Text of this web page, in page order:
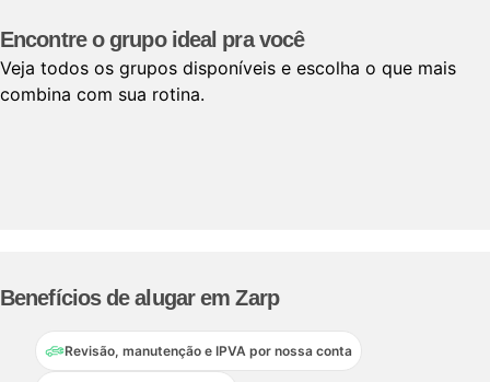
Encontre o grupo ideal pra você
Veja todos os grupos disponíveis e escolha o que mais
combina com sua rotina.
Benefícios de alugar em Zarp
Revisão, manutenção e IPVA por nossa conta